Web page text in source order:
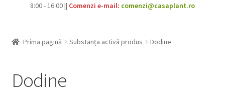
Pesticide
Produse BIO
8:00 - 16:00 || Comenzi e-mail: comenzi@casaplant.ro
Prima pagină Substanța activă produs Dodine
Dodine